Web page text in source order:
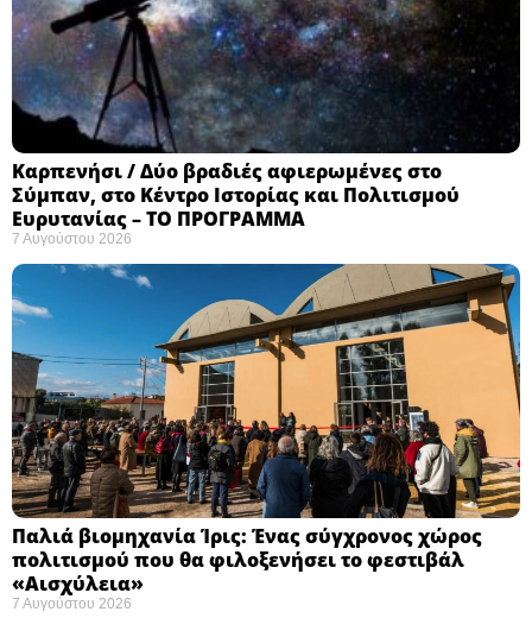
Καρπενήσι / Δύο βραδιές αφιερωμένες στο
Σύμπαν, στο Κέντρο Ιστορίας και Πολιτισμού
Ευρυτανίας – ΤΟ ΠΡΟΓΡΑΜΜΑ
7 Αυγούστου 2026
Παλιά βιομηχανία Ίρις: Ένας σύγχρονος χώρος
πολιτισμού που θα φιλοξενήσει το φεστιβάλ
«Αισχύλεια» ​
7 Αυγούστου 2026